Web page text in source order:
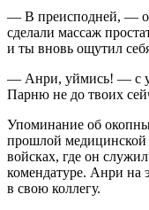
— В преисподней, —
сделали массаж
и ты вновь ощутил
— Анри, уймись! — с
Парню не до твоих
Упоминание об
прошлой медицинской
войсках, где он
комендатуре. Анри на
в свою коллегу.